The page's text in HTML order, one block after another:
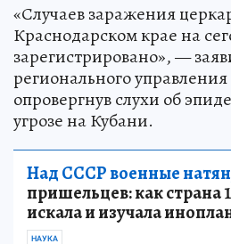
«Случаев заражения
Краснодарском крае на
зарегистрировано», —
регионального
опровергнув слухи об
угрозе на Кубани.
Над СССР военные
пришельцев: как страна
искала и изучала
НАУКА